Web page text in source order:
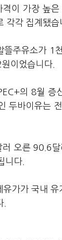
이 가장 높
각 집계됐습
뜰주유소가 1
이었습니다.
의 8월 증
두바이유는
오른 90.6달
니다.
가가 국내 유
.